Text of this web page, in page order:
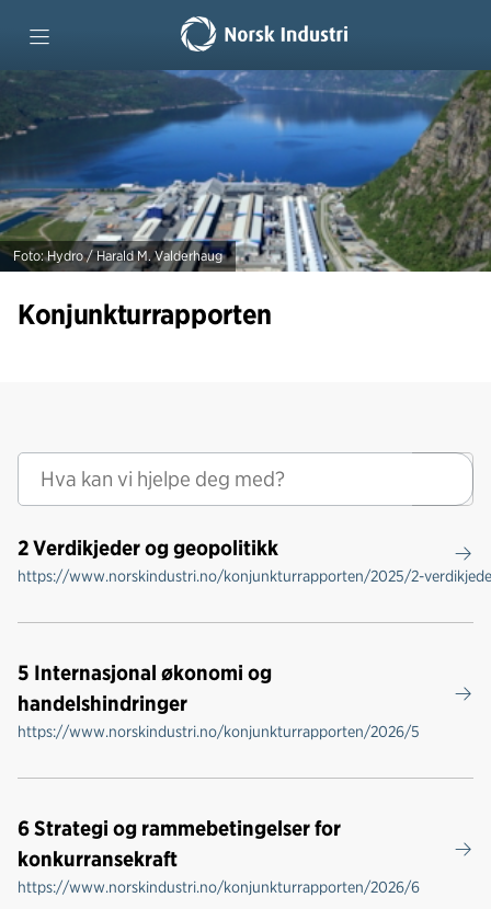
Foto: Hydro / Harald M. Valderhaug
Konjunkturrapporten
Forside
Tidligere rapporter
2 Verdikjeder og geopolitikk
https://www.norskindustri.no/konjunkturrapporten/2025/2-
5 Internasjonal økonomi og
handelshindringer
https://www.norskindustri.no/konjunkturrapporten/2026/5
6 Strategi og rammebetingelser for
konkurransekraft
https://www.norskindustri.no/konjunkturrapporten/2026/6